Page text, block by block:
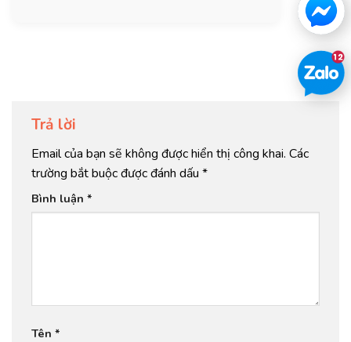
Trả lời
Email của bạn sẽ không được hiển thị công khai. Các
trường bắt buộc được đánh dấu *
Bình luận *
Tên *